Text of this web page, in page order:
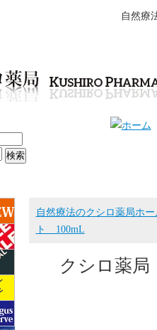
自然療
自然療法のクシロ薬局ホー
ト 100mL
クシロ薬